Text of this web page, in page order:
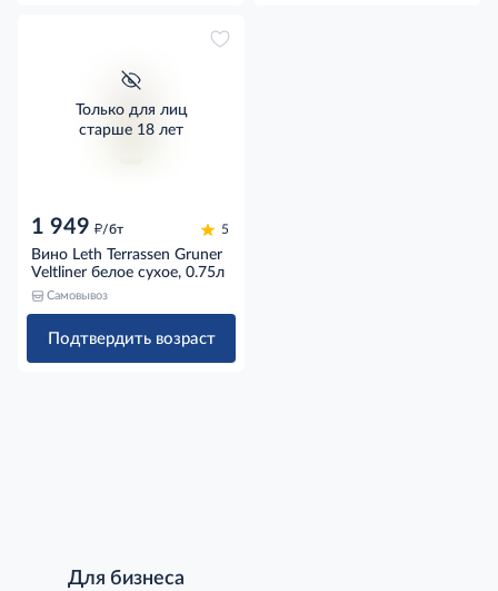
Только для лиц
старше 18 лет
1 949 д/бт 5
Вино Leth Terrassen Gruner
Veltliner белое сухое, 0.75л
Самовывоз
Подтвердить возраст
Для бизнеса